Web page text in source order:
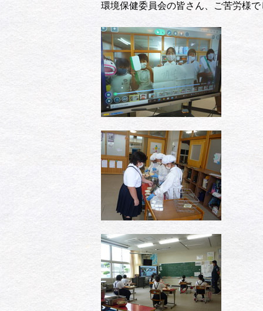
環境保健委員会の皆さん、ご苦労様で